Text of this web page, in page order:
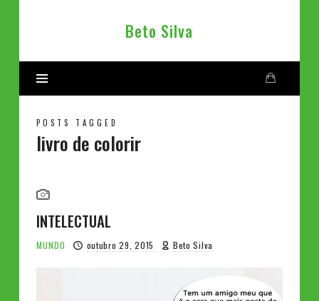
Beto
Beto Silva
POSTS TAGGED
livro de colorir
INTELECTUAL
MUNDO outubro 29, 2015 Beto Silva